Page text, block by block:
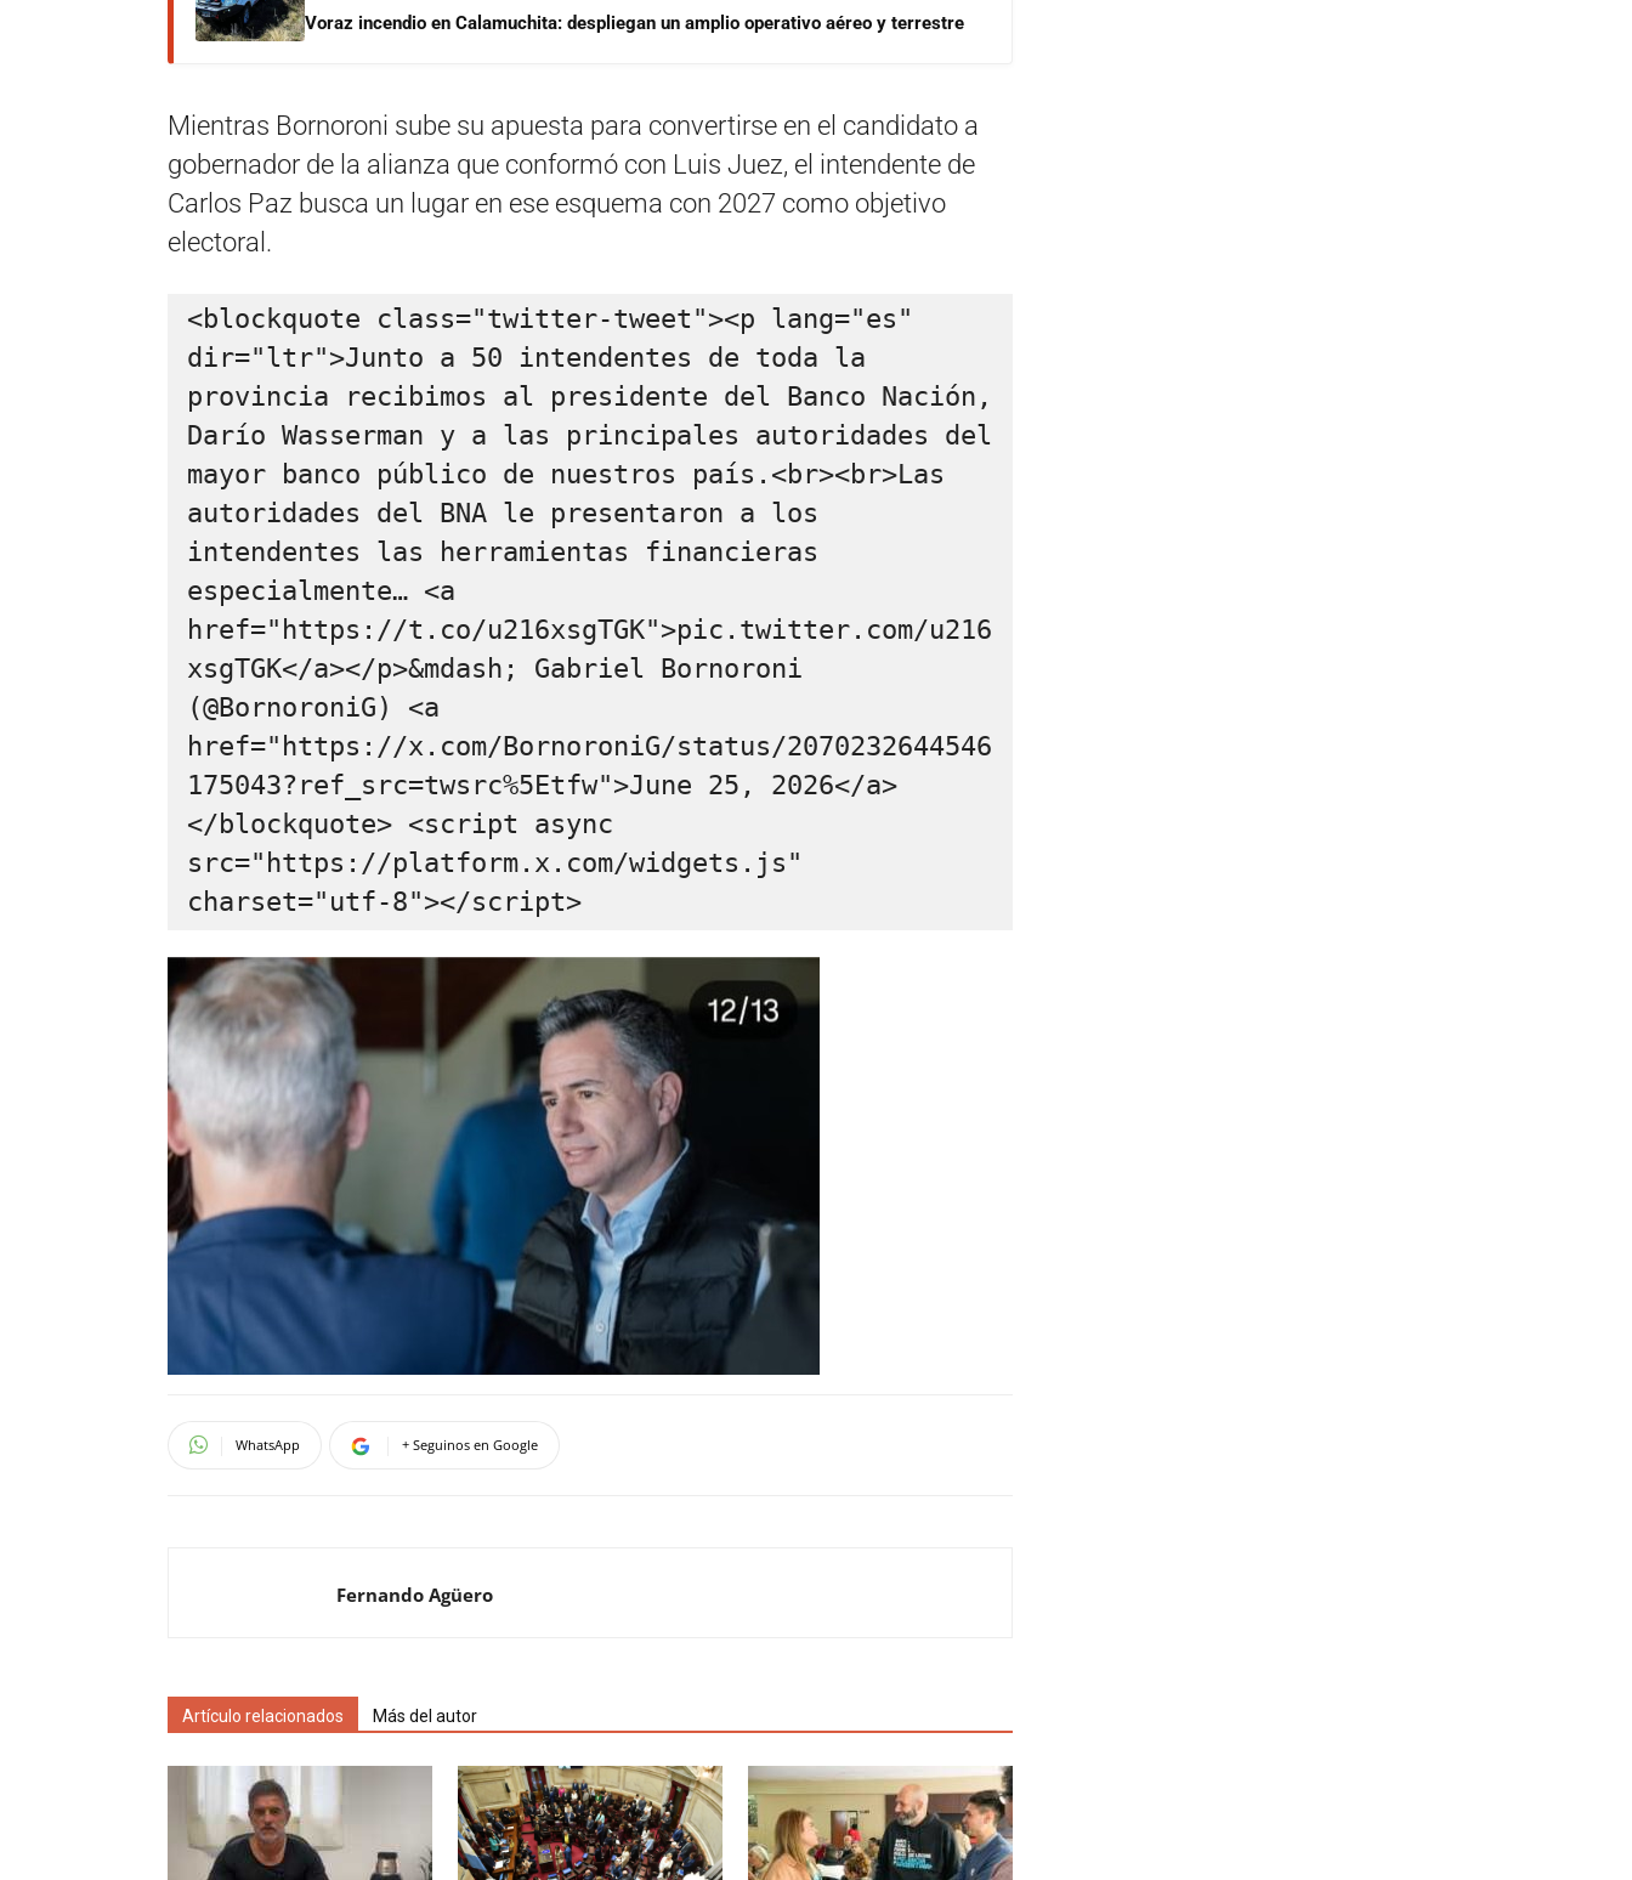
Voraz incendio en Calamuchita: despliegan un amplio operativo aéreo y terrestre
Mientras Bornoroni sube su apuesta para convertirse en el candidato a
gobernador de la alianza que conformó con Luis Juez, el intendente de
Carlos Paz busca un lugar en ese esquema con 2027 como objetivo
electoral.
<blockquote class="twitter-tweet"><p lang="es"
dir="ltr">Junto a 50 intendentes de toda la
provincia recibimos al presidente del Banco Nación,
Darío Wasserman y a las principales autoridades del
mayor banco público de nuestros país.<br><br>Las
autoridades del BNA le presentaron a los
intendentes las herramientas financieras
especialmente… <a
href="https://t.co/u216xsgTGK">pic.twitter.com/u216
xsgTGK</a></p>&mdash; Gabriel Bornoroni
(@BornoroniG) <a
href="https://x.com/BornoroniG/status/2070232644546
175043?ref_src=twsrc%5Etfw">June 25, 2026</a>
</blockquote> <script async
src="https://platform.x.com/widgets.js"
charset="utf-8"></script>
WhatsApp + Seguinos en Google
Fernando Agüero
Artículo relacionados Más del autor